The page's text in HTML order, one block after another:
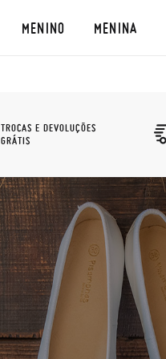
MENINO MENINA
TROCAS E DEVOLUÇÕES
GRÁTIS